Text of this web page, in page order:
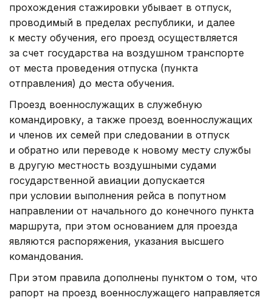
прохождения стажировки убывает в отпуск,
проводимый в пределах республики, и далее
к месту обучения, его проезд осуществляется
за счет государства на воздушном транспорте
от места проведения отпуска (пункта
отправления) до места обучения.
Проезд военнослужащих в служебную
командировку, а также проезд военнослужащих
и членов их семей при следовании в отпуск
и обратно или переводе к новому месту службы
в другую местность воздушными судами
государственной авиации допускается
при условии выполнения рейса в попутном
направлении от начального до конечного пункта
маршрута, при этом основанием для проезда
являются распоряжения, указания высшего
командования.
При этом правила дополнены пунктом о том, что
рапорт на проезд военнослужащего направляется